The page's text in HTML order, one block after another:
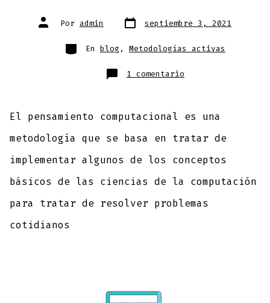
Por admin septiembre 3, 2021
En blog , Metodologías activas
1 comentario
El pensamiento computacional es una
metodología que se basa en tratar de
implementar algunos de los conceptos
básicos de las ciencias de la computación
para tratar de resolver problemas
cotidianos